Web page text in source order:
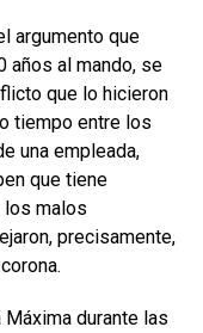
argumento que
años al mando, se
que lo hicieron
tiempo entre los
una empleada,
que tiene
los malos
precisamente,
durante las